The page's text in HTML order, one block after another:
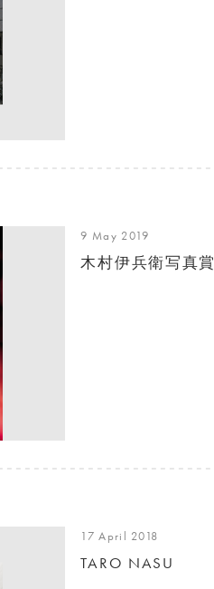
9 May 2019
木村伊兵衛写真賞
17 April 2018
TARO NASU